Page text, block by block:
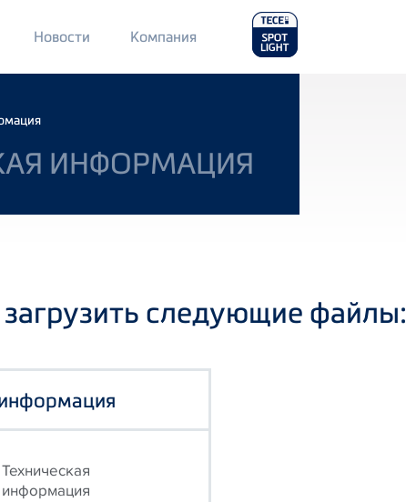
Новости Main
Menu
2
Компания
ИНФОРМАЦИЯ
следующие файлы:
Техническая
информация